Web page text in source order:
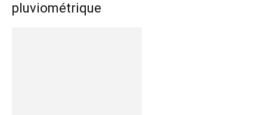
pluviométrique